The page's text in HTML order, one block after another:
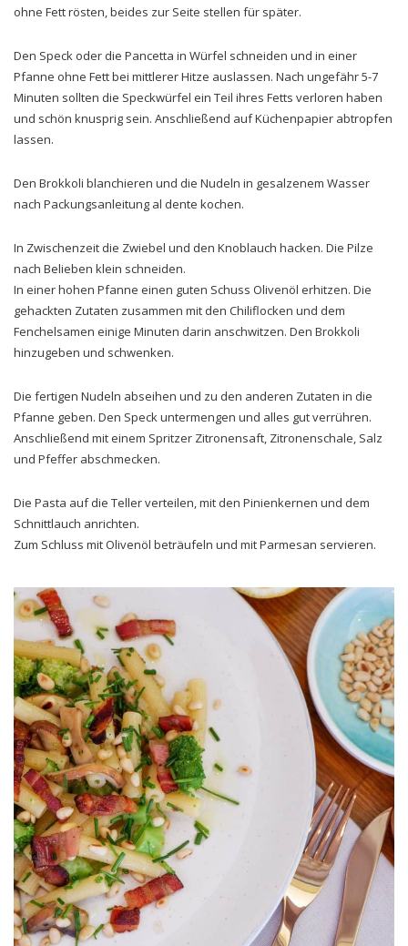
ohne Fett rösten, beides zur Seite stellen für später.
Den Speck oder die Pancetta in Würfel schneiden und in einer
Pfanne ohne Fett bei mittlerer Hitze auslassen. Nach ungefähr 5-7
Minuten sollten die Speckwürfel ein Teil ihres Fetts verloren haben
und schön knusprig sein. Anschließend auf Küchenpapier abtropfen
lassen.
Den Brokkoli blanchieren und die Nudeln in gesalzenem Wasser
nach Packungsanleitung al dente kochen.
In Zwischenzeit die Zwiebel und den Knoblauch hacken. Die Pilze
nach Belieben klein schneiden.
In einer hohen Pfanne einen guten Schuss Olivenöl erhitzen. Die
gehackten Zutaten zusammen mit den Chiliflocken und dem
Fenchelsamen einige Minuten darin anschwitzen. Den Brokkoli
hinzugeben und schwenken.
Die fertigen Nudeln abseihen und zu den anderen Zutaten in die
Pfanne geben. Den Speck untermengen und alles gut verrühren.
Anschließend mit einem Spritzer Zitronensaft, Zitronenschale, Salz
und Pfeffer abschmecken.
Die Pasta auf die Teller verteilen, mit den Pinienkernen und dem
Schnittlauch anrichten.
Zum Schluss mit Olivenöl beträufeln und mit Parmesan servieren.